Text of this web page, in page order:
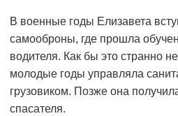
В военные годы Елизавета
самооброны, где прошла
водителя. Как бы это странно
молодые годы управляла
грузовиком. Позже она
спасателя.